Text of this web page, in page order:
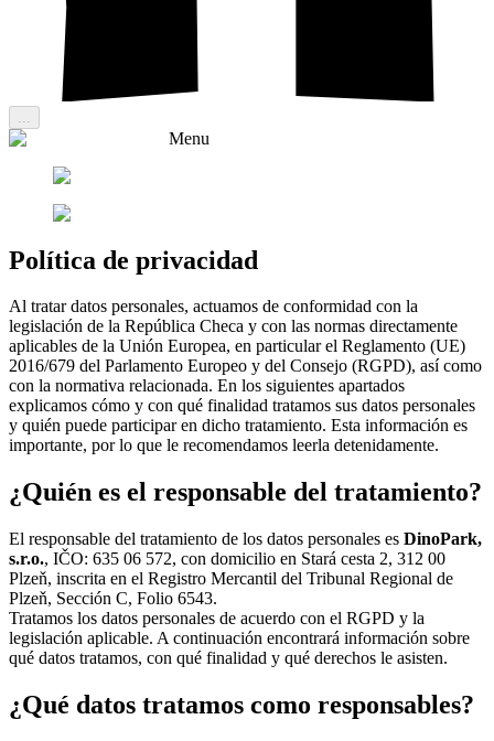
Menu
Política de privacidad
Al tratar datos personales, actuamos de conformidad con la
legislación de la República Checa y con las normas directamente
aplicables de la Unión Europea, en particular el Reglamento (UE)
2016/679 del Parlamento Europeo y del Consejo (RGPD), así como
con la normativa relacionada. En los siguientes apartados
explicamos cómo y con qué finalidad tratamos sus datos personales
y quién puede participar en dicho tratamiento. Esta información es
importante, por lo que le recomendamos leerla detenidamente.
¿Quién es el responsable del tratamiento?
El responsable del tratamiento de los datos personales es DinoPark,
s.r.o., IČO: 635 06 572, con domicilio en Stará cesta 2, 312 00
Plzeň, inscrita en el Registro Mercantil del Tribunal Regional de
Plzeň, Sección C, Folio 6543.
Tratamos los datos personales de acuerdo con el RGPD y la
legislación aplicable. A continuación encontrará información sobre
qué datos tratamos, con qué finalidad y qué derechos le asisten.
¿Qué datos tratamos como responsables?